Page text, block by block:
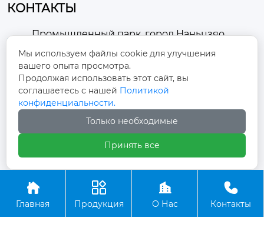
КОНТАКТЫ

Промышленный парк, город Наньцзяо,
район Чжоуцунь, город Цзыбо, провинция
Шаньдун
 winston-xu@hengdingfan.com
+86-13806434669
 +86 13806434669
Copyright ©ООО Зибо Хенгдин Вентилятор

Главная

Продукция

О Нас

Контакты
Мы используем файлы cookie для улучшения
вашего опыта просмотра.
Продолжая использовать этот сайт, вы
соглашаетесь с нашей Политикой
конфиденциальности.
Только необходимые
Принять все